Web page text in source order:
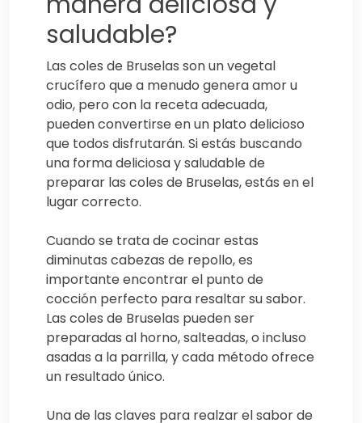
saludable?
Las coles de Bruselas son un vegetal
crucífero que a menudo genera amor u
odio, pero con la receta adecuada,
pueden convertirse en un plato delicioso
que todos disfrutarán. Si estás buscando
una forma deliciosa y saludable de
preparar las coles de Bruselas, estás en el
lugar correcto.
Cuando se trata de cocinar estas
diminutas cabezas de repollo, es
importante encontrar el punto de
cocción perfecto para resaltar su sabor.
Las coles de Bruselas pueden ser
preparadas al horno, salteadas, o incluso
asadas a la parrilla, y cada método ofrece
un resultado único.
Una de las claves para realzar el sabor de